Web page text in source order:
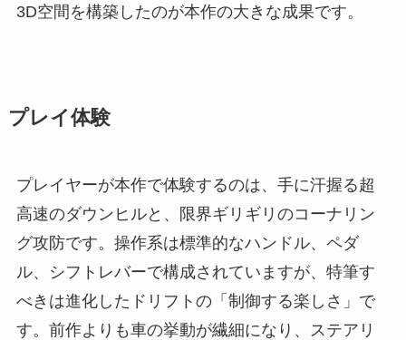
3D空間を構築したのが本作の大きな成果です。
プレイ体験
プレイヤーが本作で体験するのは、手に汗握る超
高速のダウンヒルと、限界ギリギリのコーナリン
グ攻防です。操作系は標準的なハンドル、ペダ
ル、シフトレバーで構成されていますが、特筆す
べきは進化したドリフトの「制御する楽しさ」で
す。前作よりも車の挙動が繊細になり、ステアリ